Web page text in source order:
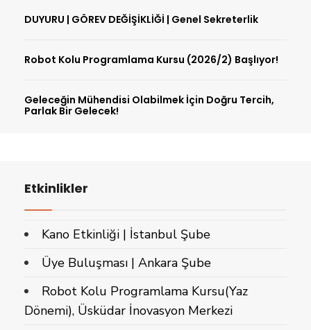
DUYURU | GÖREV DEĞİŞİKLİĞİ | Genel Sekreterlik
Robot Kolu Programlama Kursu (2026/2) Başlıyor!
Geleceğin Mühendisi Olabilmek İçin Doğru Tercih,
Parlak Bir Gelecek!
Etkinlikler
Kano Etkinliği | İstanbul Şube
Üye Buluşması | Ankara Şube
Robot Kolu Programlama Kursu(Yaz
Dönemi), Üsküdar İnovasyon Merkezi